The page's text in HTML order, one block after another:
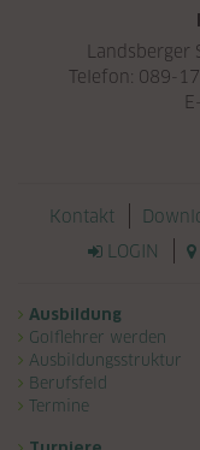
Telefon: 089-
Navigation
Kontakt
LOGIN
Navigation überspringen
Ausbildung
Golflehrer werden
Ausbildungsstruktur
Berufsfeld
Termine
Turniere